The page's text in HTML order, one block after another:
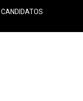
CANDIDATOS